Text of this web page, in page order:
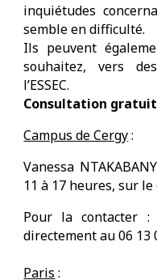
inquiétudes
semble en difficulté.
Ils peuvent
souhaitez, vers
l’ESSEC.
Consultation
Campus de Cergy:
Vanessa
11 à 17 heures, sur le
Pour la contacter :
directement au 06 13
Paris :